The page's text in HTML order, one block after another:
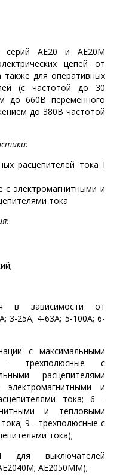
серий АЕ20 и АЕ20М
цепей от
также для оперативных
(с частотой до 30
до 660В переменного
до 380В частотой
расцепителей тока I
с электромагнитными и
тока
в зависимости от
3-25А; 4-63А; 5-100А; 6-
с максимальными
- трехполюсные с
расцепителями
и
тока; 6 -
и тепловыми
9 - трехполюсные с
тока);
выключателей
АЕ2050ММ);